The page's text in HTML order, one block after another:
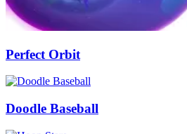
Perfect Orbit
Doodle Baseball